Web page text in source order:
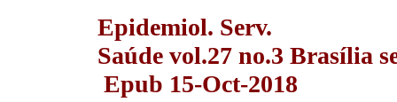
Epidemiol. Serv.
Saúde vol.27 no.3 Brasília
Epub 15-Oct-2018